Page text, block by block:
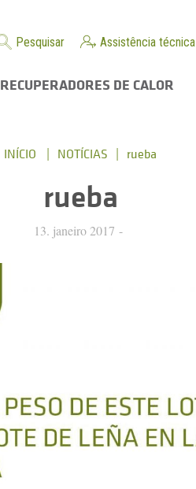
Pesquisar Assistência técnica
RECUPERADORES DE CALOR
INÍCIO NOTÍCIAS rueba
rueba
13. janeiro 2017